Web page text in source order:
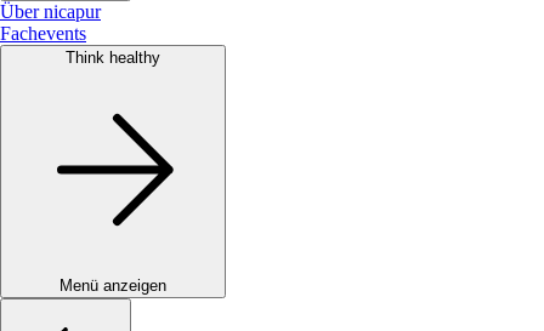
Über nicapur
Fachevents
Think healthy
Menü anzeigen